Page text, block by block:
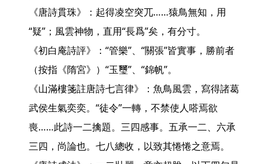
《唐詩貫珠》：起得凌空突兀……猿鳥無知，用
“疑”；風雲神物，直用“長爲”矣，有分寸。
《初白庵詩評》：“管樂”、“關張”皆實事，勝前者
（按指《隋宮》）“玉璽”、“錦帆”。
《山滿樓箋註唐詩七言律》：魚鳥風雲，寫得諸葛
武侯生氣奕奕。“徒令”一轉，不禁使人嗒焉欲
喪……此詩一二擒題。三四感事。五承一二、六承
三四，尚論也。七八總收，以致其惓惓之意焉。